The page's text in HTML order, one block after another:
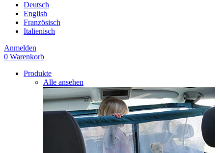
Deutsch
English
Französisch
Italienisch
Anmelden
0 Warenkorb
Produkte
Alle ansehen